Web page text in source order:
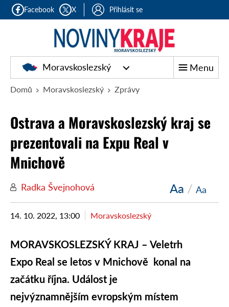
Facebook X Přihlásit se
Moravskoslezský Menu
Domů Moravskoslezský Zprávy
Ostrava a Moravskoslezský kraj se
prezentovali na Expu Real v
Mnichově
Radka Švejnohová Aa / Aa
14. 10. 2022, 13:00 Moravskoslezský
MORAVSKOSLEZSKÝ KRAJ – Veletrh
Expo Real se letos v Mnichově konal na
začátku října. Událost je
nejvýznamnějším evropským místem